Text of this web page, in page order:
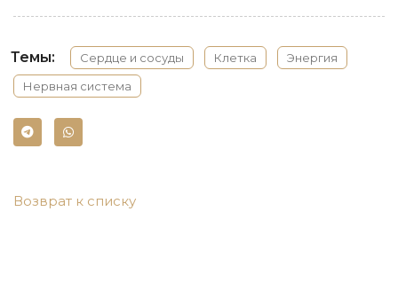
Темы: Сердце и сосуды Клетка
Энергия
Нервная система
Возврат к списку